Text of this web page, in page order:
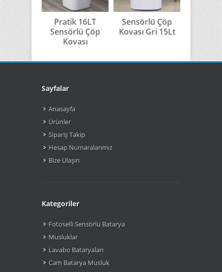
Pratik 16LT
Sensörlü Çöp
Kovası
Sensörlü Çöp
Kovası Gri 15Lt
Kovası
Sayfalar
Anasayfa
Ürünler
Sipariş Takip
Hesap Numaralarımız
Bize Ulaşın
Kategoriler
Fotoselli Sensörlü Batarya
Musluklar
Lavabo Bataryaları
Cam Batarya Musluk